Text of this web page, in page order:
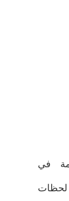
في
لحظات